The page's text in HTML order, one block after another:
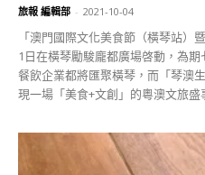
旅報 編輯部 - 2021-10-04
「澳門國際文化美食節（橫琴站）
1日在橫琴勵駿龐都廣場啓動，為
餐飲企業都將匯聚橫琴，而「琴澳
現一場「美食+文創」的粵澳文旅盛